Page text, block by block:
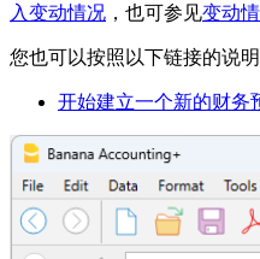
入变动情况 ，也可参见变动
您也可以按照以下链接的说
开始建立一个新的财务